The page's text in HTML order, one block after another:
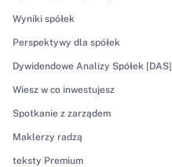
Wyniki spółek
Perspektywy dla spółek
Dywidendowe Analizy Spółek [DAS]
Wiesz w co inwestujesz
Spotkanie z zarządem
Maklerzy radzą
teksty Premium